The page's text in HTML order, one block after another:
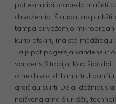
pat esminiai pradeda mažėti
dirvožemio. Šiaudai apipurkšti
tampa dirvožemio
kurio atskirų maisto medžiagų
Taip pat pagerėja vandens ir
vandens filtracija. Kad šiaudai
o ne dirvos dirbimui
greičiau suirti. Deja,
neišvengiama šiurkščių